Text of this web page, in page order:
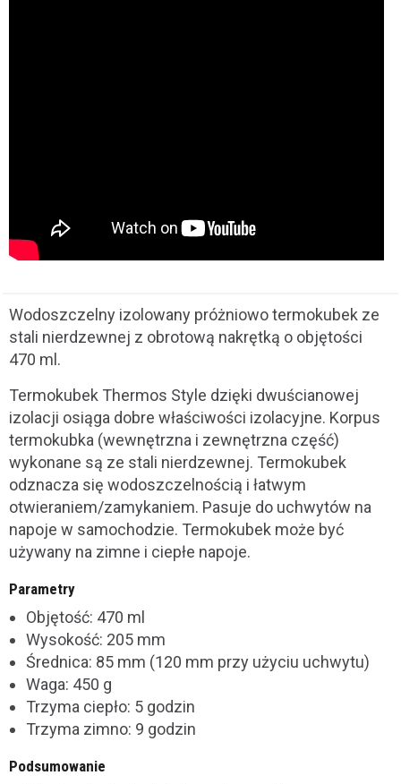
Wodoszczelny izolowany próżniowo termokubek ze
stali nierdzewnej z obrotową nakrętką o objętości
470 ml.
Termokubek Thermos Style dzięki dwuścianowej
izolacji osiąga dobre właściwości izolacyjne. Korpus
termokubka (wewnętrzna i zewnętrzna część)
wykonane są ze stali nierdzewnej. Termokubek
odznacza się wodoszczelnością i łatwym
otwieraniem/zamykaniem. Pasuje do uchwytów na
napoje w samochodzie. Termokubek może być
używany na zimne i ciepłe napoje.
Parametry
Objętość: 470 ml
Wysokość: 205 mm
Średnica: 85 mm (120 mm przy użyciu uchwytu)
Waga: 450 g
Trzyma ciepło: 5 godzin
Trzyma zimno: 9 godzin
Podsumowanie